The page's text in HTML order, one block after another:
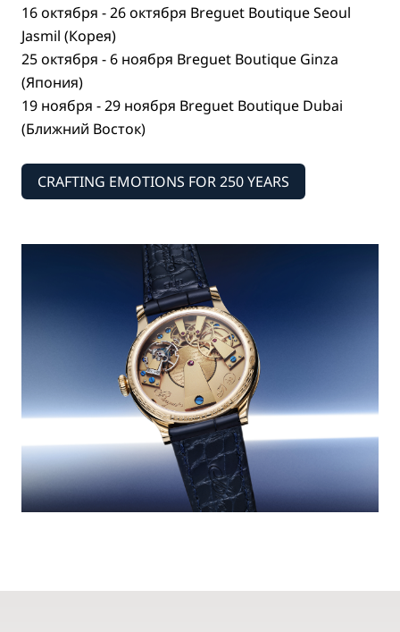
16 октября - 26 октября Breguet Boutique Seoul
Jasmil (Корея)
25 октября - 6 ноября Breguet Boutique Ginza
(Япония)
19 ноября - 29 ноября Breguet Boutique Dubai
(Ближний Восток)
CRAFTING EMOTIONS FOR 250 YEARS